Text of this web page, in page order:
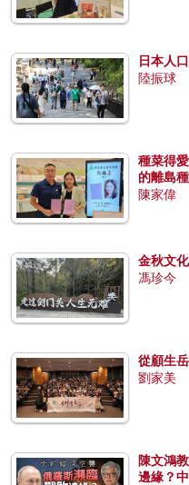
日本人
陸振球
種菜得
的離島種
陳家偉
金秋文
馮珍今
從顧生
劉家美
陳文鴻
邊緣？